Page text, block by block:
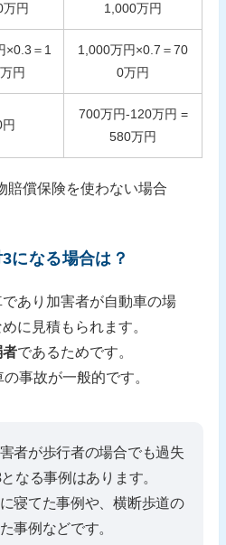
万円 1,000万円
×0.3 ＝ 1
万円
1,000万円×0.7 ＝70
0万円
円
700万円-120万円 =
580万円
賠償保険を使わない場合
になる場合は？
あり加害者が自動車の場
に見積もられます。
者であるためです。
事故が一般的です。
者が歩行者の場合でも過失
となる事例はあります。
寝てた事例や、横断歩道の
事例などです。